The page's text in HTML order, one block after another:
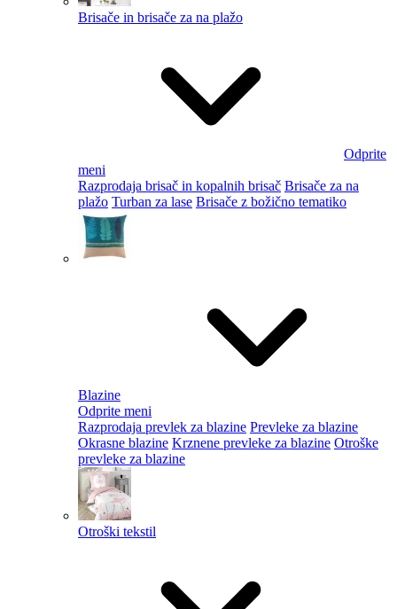
Brisače in brisače za na plažo
Odprite
meni
Razprodaja brisač in kopalnih brisač Brisače za na
plažo Turban za lase Brisače z božično tematiko
Blazine
Odprite meni
Razprodaja prevlek za blazine Prevleke za blazine
Okrasne blazine Krznene prevleke za blazine Otroške
prevleke za blazine
Otroški tekstil